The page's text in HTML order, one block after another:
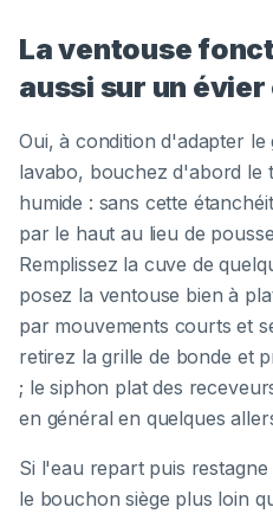
La ventouse
aussi sur un évier
Oui, à condition d'adapter
lavabo, bouchez d'abord
humide : sans cette
par le haut au lieu de
Remplissez la cuve de
posez la ventouse bien à
par mouvements courts et
retirez la grille de bonde et
; le siphon plat des
en général en quelques
Si l'eau repart puis
le bouchon siège plus loin